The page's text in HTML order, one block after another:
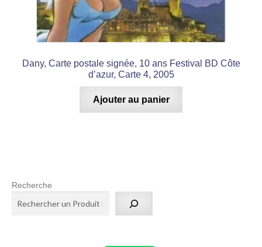
Dany, Carte postale signée, 10 ans Festival BD Côte
d’azur, Carte 4, 2005
Ajouter au panier
Recherche